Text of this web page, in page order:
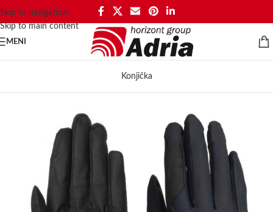
Skip to navigation
Skip to main content
MENI
Konjička